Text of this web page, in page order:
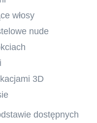
włosy
nude
3D
dostępnych